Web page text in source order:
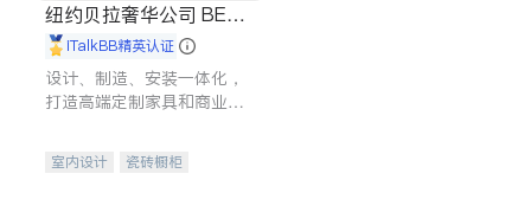
纽约贝拉奢华公司 BELL
A LUXE
iTalkBB精英认证
设计、制造、安装一体化，
打造高端定制家具和商业空
室内设计
瓷砖橱柜